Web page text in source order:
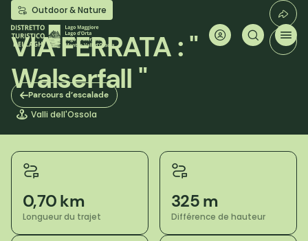
Aller
au
contenu
principal
Parcours d’escalade
Outdoor & Nature
VIA FERRATA : "
Walserfall "
Valli dell'Ossola
0,70 km
Longueur du trajet
325 m
Différence de hauteur